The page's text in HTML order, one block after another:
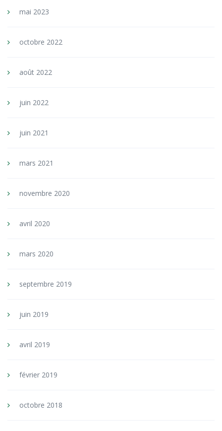
mai 2023
octobre 2022
août 2022
juin 2022
juin 2021
mars 2021
novembre 2020
avril 2020
mars 2020
septembre 2019
juin 2019
avril 2019
février 2019
octobre 2018